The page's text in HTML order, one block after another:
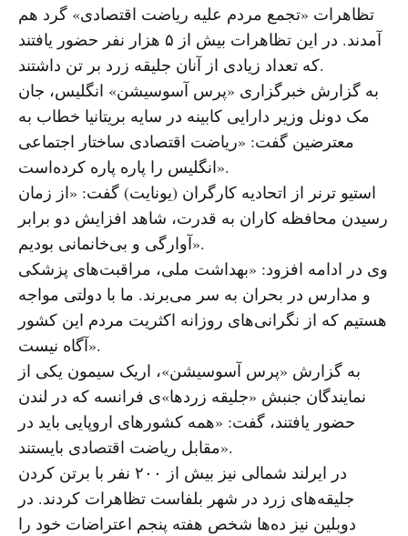
تظاهرات «تجمع مردم علیه ریاضت اقتصادی» گرد هم
آمدند. در این تظاهرات بیش از ۵ هزار نفر حضور یافتند
که تعداد زیادی از آنان جلیقه زرد بر تن داشتند.
به گزارش خبرگزاری «پرس آسوسیشن» انگلیس، جان
مک دونل وزیر دارایی کابینه در سایه بریتانیا خطاب به
معترضین گفت: «ریاضت اقتصادی ساختار اجتماعی
انگلیس را پاره پاره کرده‌است».
استیو ترنر از اتحادیه کارگران (یونایت) گفت: «از زمان
رسیدن محافظه کاران به قدرت، شاهد افزایش دو برابر
آوارگی و بی‌خانمانی بودیم».
وی در ادامه افزود: «بهداشت ملی، مراقبت‌های پزشکی
و مدارس در بحران به سر می‌برند. ما با دولتی مواجه
هستیم که از نگرانی‌های روزانه اکثریت مردم این کشور
آگاه نیست».
به گزارش «پرس آسوسیشن»، اریک سیمون یکی از
نمایندگان جنبش «جلیقه زردها»ی فرانسه که در لندن
حضور یافتند، گفت: «همه کشورهای اروپایی باید در
مقابل ریاضت اقتصادی بایستند».
در ایرلند شمالی نیز بیش از ۲۰۰ نفر با برتن کردن
جلیقه‌های زرد در شهر بلفاست تظاهرات کردند. در
دوبلین نیز ده‌ها شخص هفته پنجم اعتراضات خود را